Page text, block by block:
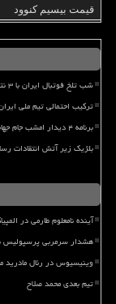
قیمت بیسیم کنوود
شب تلخ فوتبال ایران با ۳ نتیجه دور از انتظار شاگردان قلعه نویی چطور از صعود بازماندند؟
ترکیب احتمالی تیم ملی
برنامه ۴ دیدار امشب جام جهانی
بلژیک زیر آتش انتقادات
آینده نامعلوم طارمی در
هشدار سرمربی
وینیسیوس در رئال مادرید
تیم بعدی محمد صلاح